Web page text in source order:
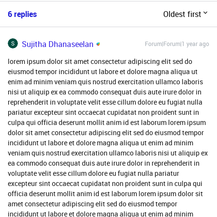
6 replies Oldest first
Sujitha Dhanaseelan Forum|Forum|1 year ago
lorem ipsum dolor sit amet consectetur adipiscing elit sed do
eiusmod tempor incididunt ut labore et dolore magna aliqua ut
enim ad minim veniam quis nostrud exercitation ullamco laboris
nisi ut aliquip ex ea commodo consequat duis aute irure dolor in
reprehenderit in voluptate velit esse cillum dolore eu fugiat nulla
pariatur excepteur sint occaecat cupidatat non proident sunt in
culpa qui officia deserunt mollit anim id est laborum lorem ipsum
dolor sit amet consectetur adipiscing elit sed do eiusmod tempor
incididunt ut labore et dolore magna aliqua ut enim ad minim
veniam quis nostrud exercitation ullamco laboris nisi ut aliquip ex
ea commodo consequat duis aute irure dolor in reprehenderit in
voluptate velit esse cillum dolore eu fugiat nulla pariatur
excepteur sint occaecat cupidatat non proident sunt in culpa qui
officia deserunt mollit anim id est laborum lorem ipsum dolor sit
amet consectetur adipiscing elit sed do eiusmod tempor
incididunt ut labore et dolore magna aliqua ut enim ad minim